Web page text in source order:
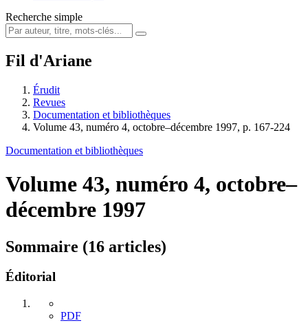
Recherche simple
Fil d'Ariane
Érudit
Revues
Documentation et bibliothèques
Volume 43, numéro 4, octobre–décembre 1997, p. 167-224
Documentation et bibliothèques
Volume 43, numéro 4, octobre–
décembre 1997
Sommaire (16 articles)
Éditorial
PDF